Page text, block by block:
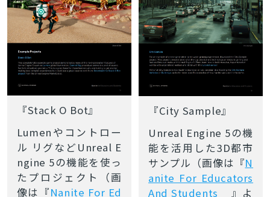
『Stack O Bot』
Lumenやコントロー
ル リグなどUnreal E
ngine 5の機能を使っ
たプロジェクト（画
像は『Nanite For Ed
『City Sample』
Unreal Engine 5の機
能を活用した3D都市
サンプル （画像は『N
anite For Educators
And Students
』よ